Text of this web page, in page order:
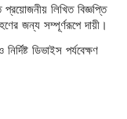
লিখিত বিজ্ঞপ্তি
জন্য সম্পূর্ণরূপে দায়ী।
ডিভাইস পর্যবেক্ষণ